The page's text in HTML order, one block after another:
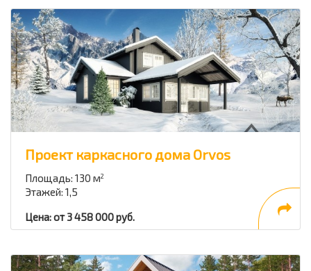
Проект каркасного дома Orvos
Площадь: 130 м2
Этажей: 1,5
Цена: от 3 458 000 руб.